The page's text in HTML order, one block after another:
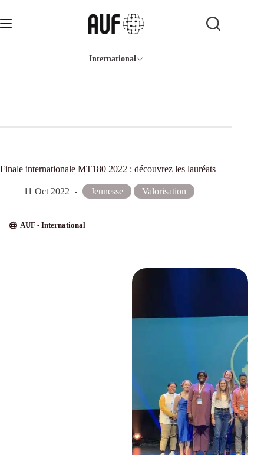
contenu
International
Finale internationale MT180 2022 : découvrez les lauréats
11 Oct 2022 Jeunesse Valorisation
AUF - International